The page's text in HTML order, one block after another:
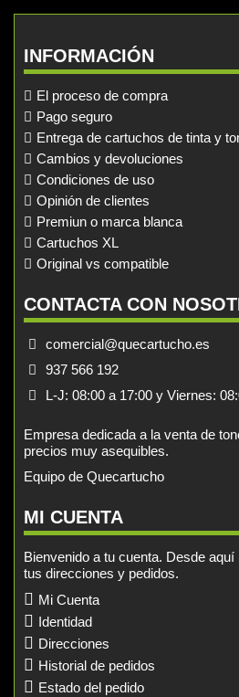
INFORMACIÓN
El proceso de compra
Pago seguro
Entrega de cartuchos de tinta y
Cambios y devoluciones
Condiciones de uso
Opinión de clientes
Premiun o marca blanca
Cartuchos XL
Original vs compatible
CONTACTA CON
comercial@quecartucho.es
937 566 192
L-J: 08:00 a 17:00 y Viernes:
Empresa dedicada a la venta de
precios muy asequibles.
Equipo de Quecartucho
MI CUENTA
Bienvenido a tu cuenta. Desde
tus direcciones y pedidos.
Mi Cuenta
Identidad
Direcciones
Historial de pedidos
Estado del pedido